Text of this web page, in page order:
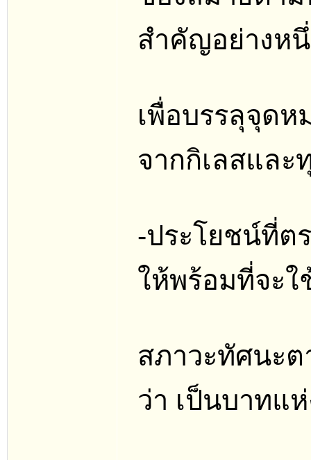
สำคัญอย่างห
เพื่อบรรลุจุด
จากกิเลสและ
-ประโยชน์ที่ต
ให้พร้อมที่จะ
สภาวะทัศนะต
ว่า เป็นบาทแ